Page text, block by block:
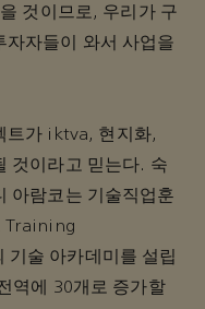
것이므로, 우리가 구
자자들이 와서 사업을
트가 iktva, 현지화,
것이라고 믿는다. 숙
아람코는 기술직업훈
Training
술 아카데미를 설립
역에 30개로 증가할